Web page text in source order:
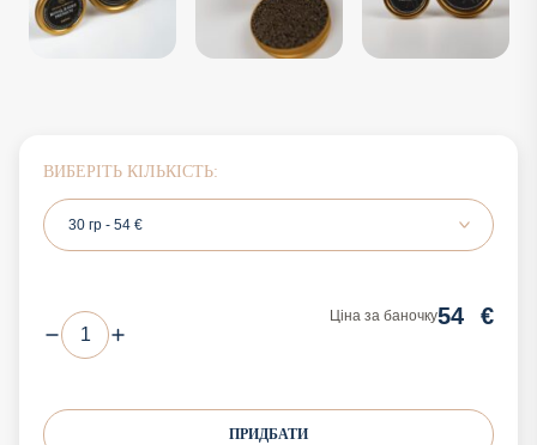
ВИБЕРІТЬ КІЛЬКІСТЬ:
30 гр - 54 €
Ціна за баночку54 €
ПРИДБАТИ